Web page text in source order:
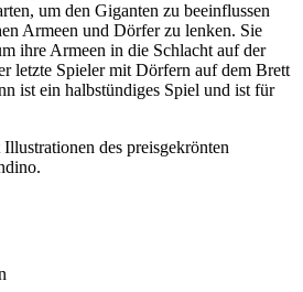
um den Giganten zu beeinflussen
Armeen und Dörfer zu lenken. Sie
ihre Armeen in die Schlacht auf der
letzte Spieler mit Dörfern auf dem Brett
ist ein halbstündiges Spiel und ist für
des preisgekrönten